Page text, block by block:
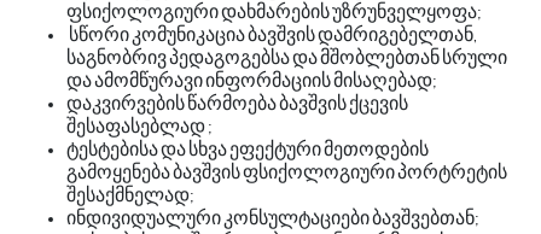
ფსიქოლოგიურიდახმარებისუზრუნველყოფა;
სწორიკომუნიკაციაბავშვისდამრიგებელთან,
საგნობრივპედაგოგებსადამშობლებთანსრული
დაამომწურავიინფორმაციისმისაღებად;
დაკვირვებისწარმოებაბავშვისქცევის
შესაფასებლად;
ტესტებისადასხვაეფექტურიმეთოდების
გამოყენებაბავშვისფსიქოლოგიურიპორტრეტის
შესაქმნელად;
ინდივიდუალურიკონსულტაციებიბავშვებთან;